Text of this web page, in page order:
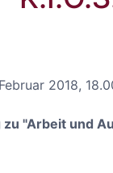
2018,
zu "Arbeit und